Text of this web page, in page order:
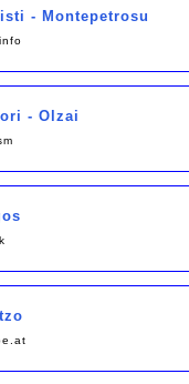
- Montepetrosu
- Olzai